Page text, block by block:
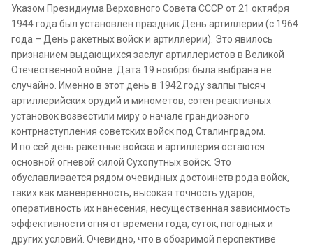
Указом Президиума Верховного Совета СССР от 21 октября
1944 года был установлен праздник День артиллерии (с 1964
года – День ракетных войск и артиллерии). Это явилось
признанием выдающихся заслуг артиллеристов в Великой
Отечественной войне. Дата 19 ноября была выбрана не
случайно. Именно в этот день в 1942 году залпы тысяч
артиллерийских орудий и минометов, сотен реактивных
установок возвестили миру о начале грандиозного
контрнаступления советских войск под Сталинградом.
И по сей день ракетные войска и артиллерия остаются
основной огневой силой Сухопутных войск. Это
обуславливается рядом очевидных достоинств рода войск,
таких как маневренность, высокая точность ударов,
оперативность их нанесения, несущественная зависимость
эффективности огня от времени года, суток, погодных и
других условий. Очевидно, что в обозримой перспективе